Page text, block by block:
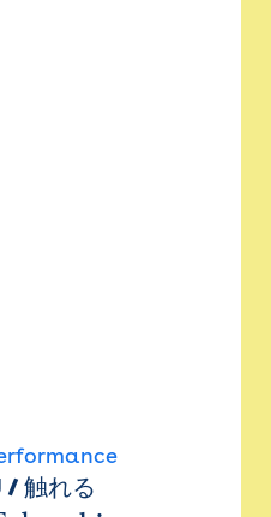
/ 触れる